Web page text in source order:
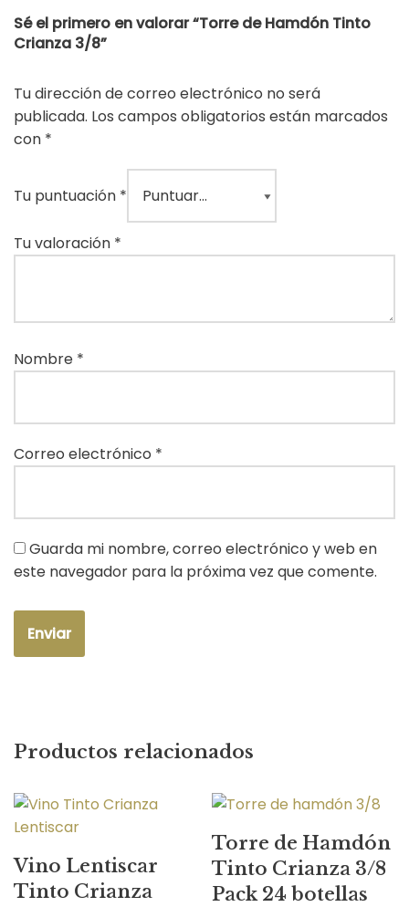
Sé el primero en valorar “Torre de Hamdón Tinto
Crianza 3/8”
Tu dirección de correo electrónico no será
publicada. Los campos obligatorios están marcados
con *
Tu puntuación *
Tu valoración *
Nombre *
Correo electrónico *
Guarda mi nombre, correo electrónico y web en
este navegador para la próxima vez que comente.
Productos relacionados
Vino Lentiscar
Tinto Crianza
Torre de Hamdón
Tinto Crianza 3/8
Pack 24 botellas